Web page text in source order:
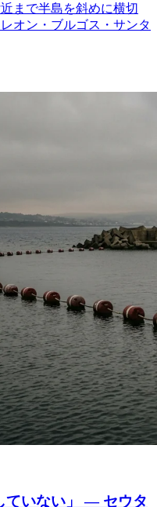
まで半島を斜めに横切
オン・ブルゴス・サンタ
ていない」 ― セウタ